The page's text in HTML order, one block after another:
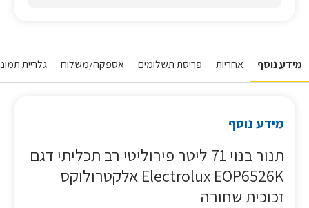
מידע נוסף אחריות פריסת תשלומים אספקה/משלוח גלריית
מידע נוסף
תנור בנוי 71 ליטר פירוליטי רב תכליתי דגם
Electrolux EOP6526K אלקטרולוקס
זכוכית שחורה